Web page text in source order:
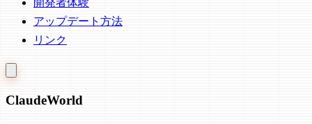
開発者体験
アップデート方法
リンク
ClaudeWorld